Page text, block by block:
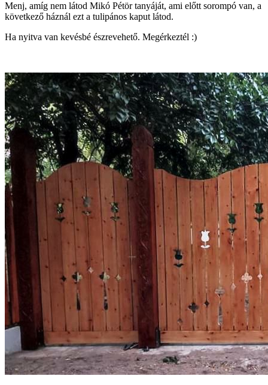
Menj, amíg nem látod Mikó Pétör tanyáját, ami előtt sorompó van, a
következő háznál ezt a tulipános kaput látod.
Ha nyitva van kevésbé észrevehető. Megérkeztél :)